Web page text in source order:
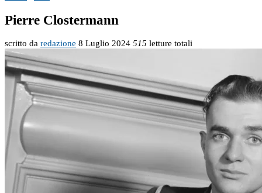
Pierre Clostermann
scritto da redazione 8 Luglio 2024 515 letture totali